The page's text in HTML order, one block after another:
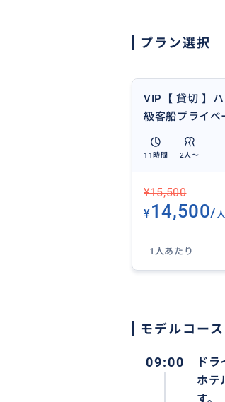
備・点検を実施
安全に関する規
船内には、以下
・ライフジャケ
・非常用ハンマー
出航前には、日
ますので、お
・このツアー
※大人1名様で
・プライベート
・FUJI クルー
ツアーとの混
・アレルギー
プラン選択
VIP【 貸切 】
級客船プライベ
日本語ガイド付
11時間 2人〜
¥15,500
¥14,500/人
1人あたり
モデルコース
09:00
ド
ホテ
す。